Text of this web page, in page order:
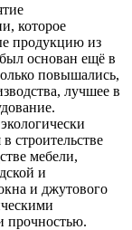
которое
продукцию из
основан ещё в
повышались,
лучшее в
строительстве
мебели,
и
и джутового
прочностью.